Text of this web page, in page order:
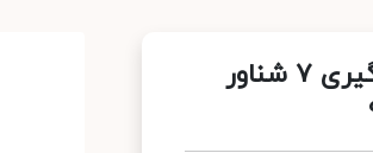
رکورد واردات روغن خام به بندر کاسپین در فروردین ماه شکسته شد/ پهلوگیری ۷ شناور